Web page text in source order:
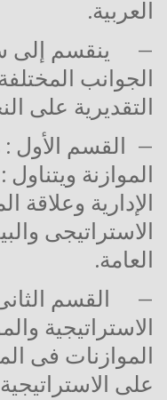
العربية.
–
ينقسم إلى
الجوانب
التقديرية على
– القسم الأول :
الموازنة ويتناول
الإدارية وعلاقة
الاستراتيجى
العامة.
–
القسم
الاستراتيجية
الموازنات فى
على